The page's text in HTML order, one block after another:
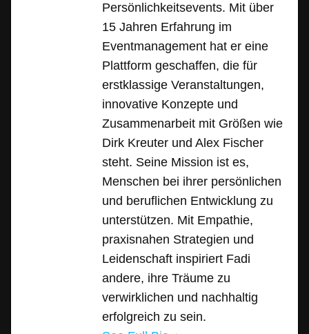
Persönlichkeitsevents. Mit über
15 Jahren Erfahrung im
Eventmanagement hat er eine
Plattform geschaffen, die für
erstklassige Veranstaltungen,
innovative Konzepte und
Zusammenarbeit mit Größen wie
Dirk Kreuter und Alex Fischer
steht. Seine Mission ist es,
Menschen bei ihrer persönlichen
und beruflichen Entwicklung zu
unterstützen. Mit Empathie,
praxisnahen Strategien und
Leidenschaft inspiriert Fadi
andere, ihre Träume zu
verwirklichen und nachhaltig
erfolgreich zu sein.